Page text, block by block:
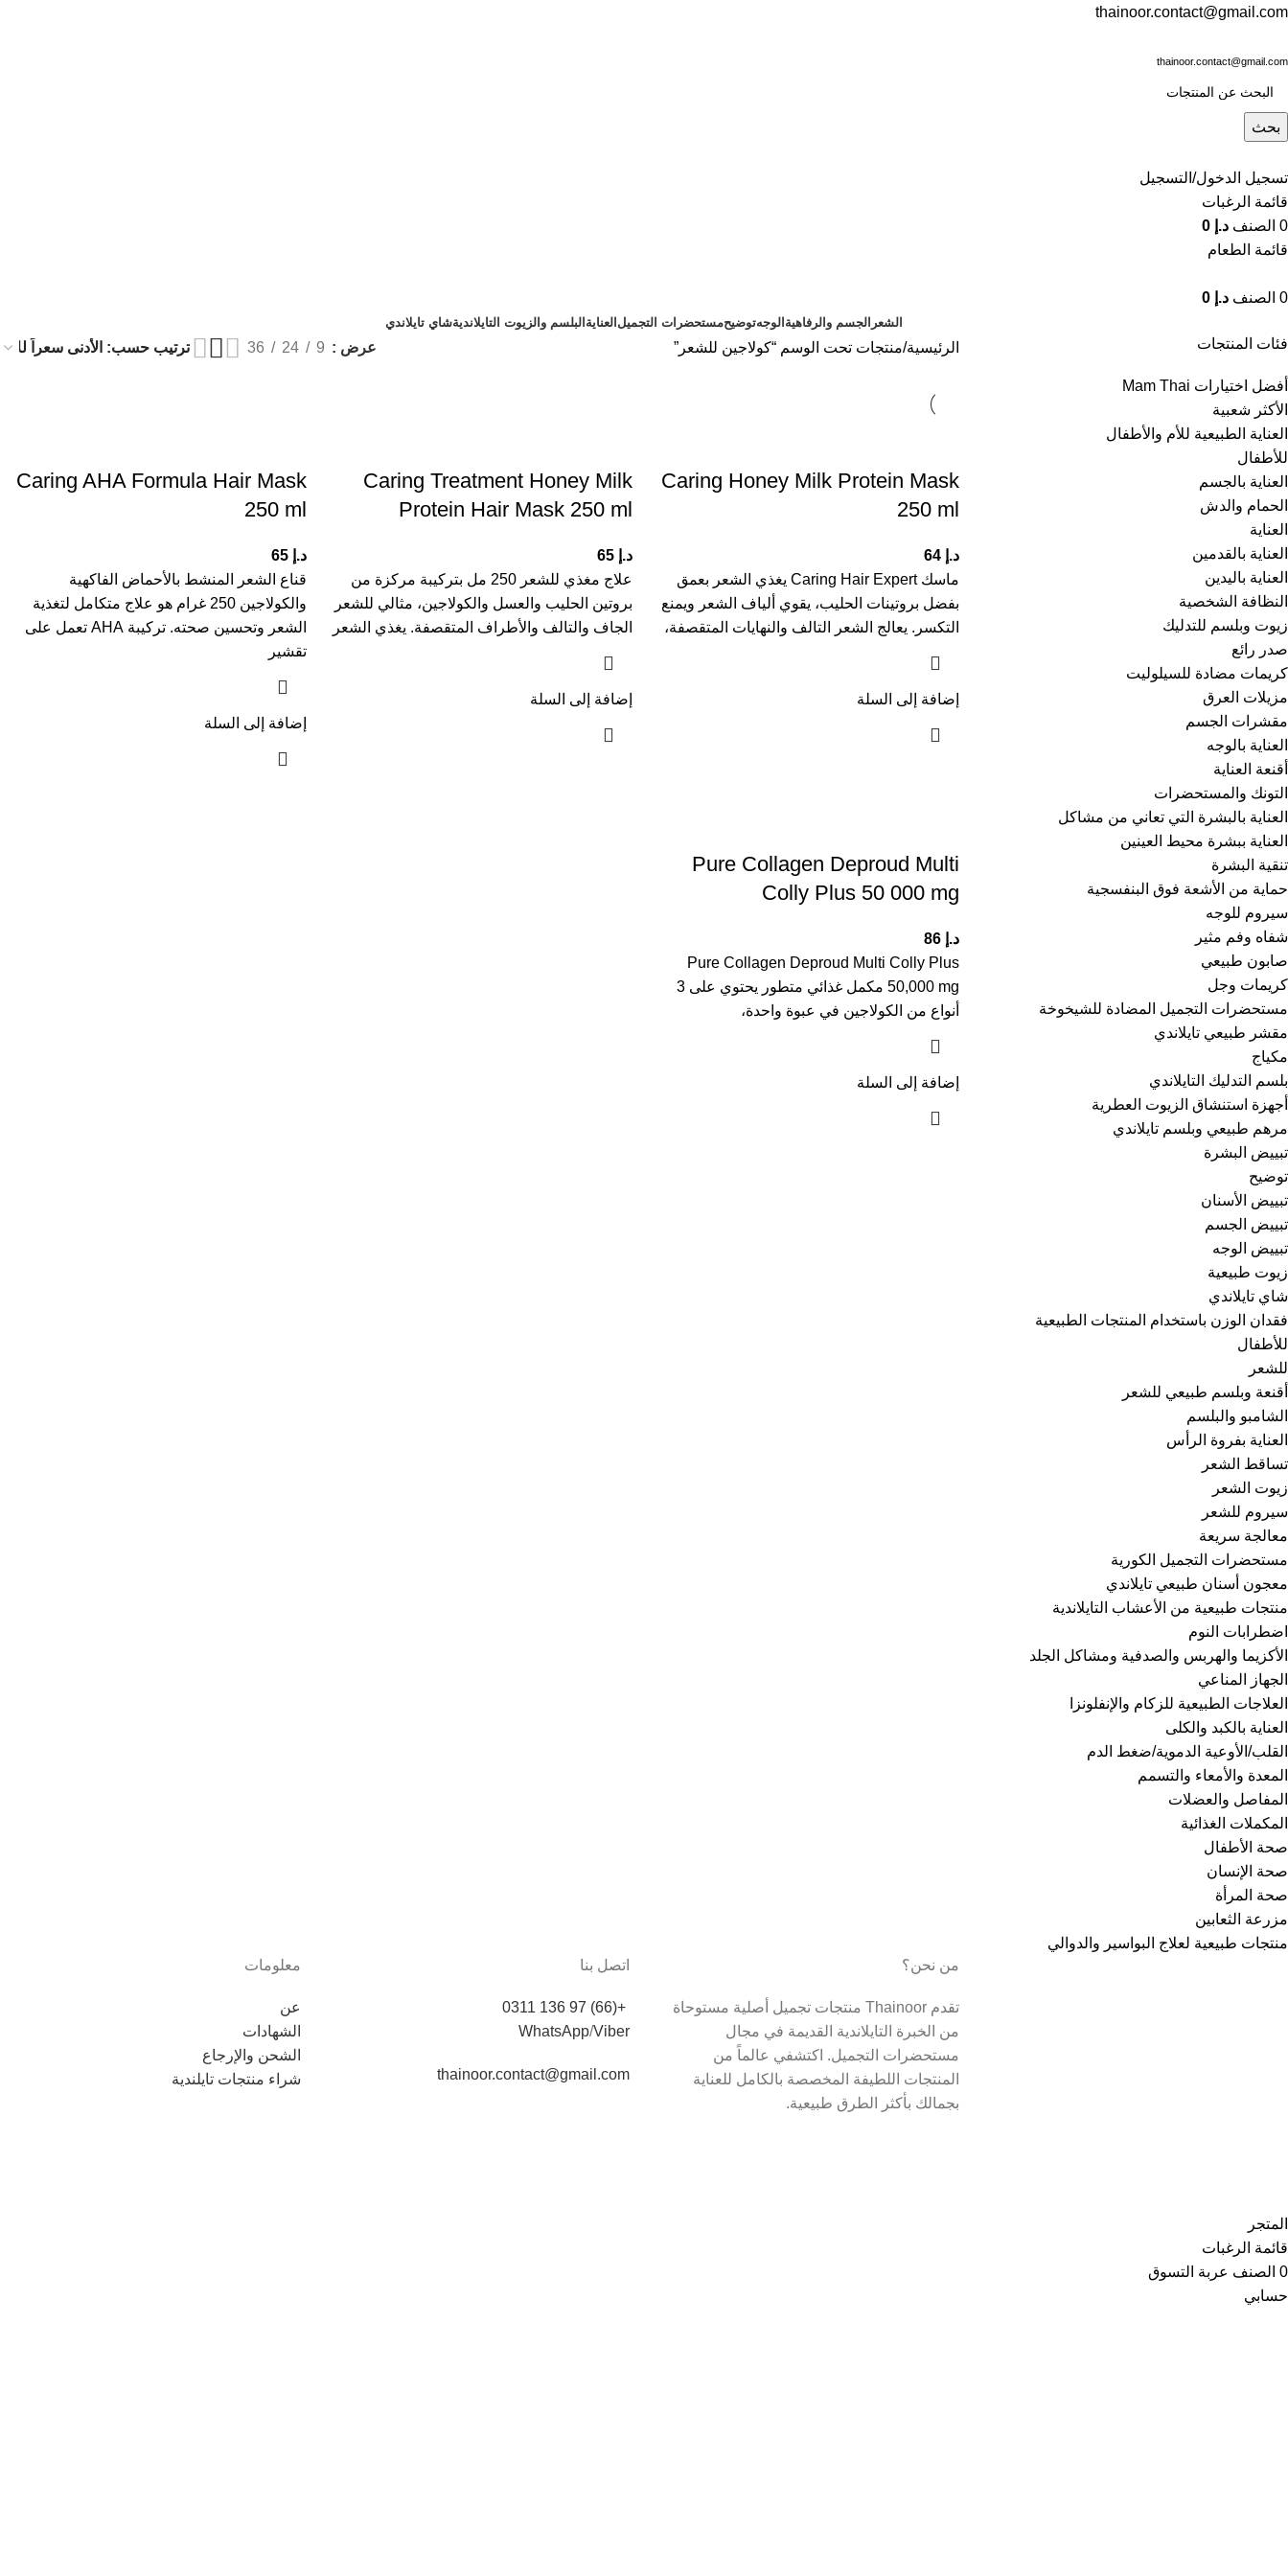
thainoor.contact@gmail.com
thainoor.contact@gmail.com
بحث
تسجيل الدخول/التسجيل
قائمة الرغبات
0 الصنف د.إ
قائمة الطعام
0 الصنف د.إ
الشعر الجسم والرفاهية الوجهتوضيحمستحضرات التجميل العناية البلسم والزيوت التايلانديةشاي تايلاندي
فئات المنتجات
أفضل اختيارات Mam Thai
الأكثر شعبية
العناية الطبيعية للأم والأطفال
للأطفال
العناية بالجسم
الحمام والدش
العناية
العناية بالقدمين
العناية باليدين
النظافة الشخصية
زيوت وبلسم للتدليك
صدر رائع
كريمات مضادة للسيلوليت
مزيلات العرق
مقشرات الجسم
العناية بالوجه
أقنعة العناية
التونك والمستحضرات
العناية بالبشرة التي تعاني من مشاكل
العناية ببشرة محيط العينين
تنقية البشرة
حماية من الأشعة فوق البنفسجية
سيروم للوجه
شفاه وفم مثير
صابون طبيعي
كريمات وجل
مستحضرات التجميل المضادة للشيخوخة
مقشر طبيعي تايلاندي
مكياج
بلسم التدليك التايلاندي
أجهزة استنشاق الزيوت العطرية
مرهم طبيعي وبلسم تايلاندي
تبييض البشرة
توضيح
تبييض الأسنان
تبييض الجسم
تبييض الوجه
زيوت طبيعية
شاي تايلاندي
فقدان الوزن باستخدام المنتجات الطبيعية
للأطفال
للشعر
أقنعة وبلسم طبيعي للشعر
الشامبو والبلسم
العناية بفروة الرأس
تساقط الشعر
زيوت الشعر
سيروم للشعر
معالجة سريعة
مستحضرات التجميل الكورية
معجون أسنان طبيعي تايلاندي
منتجات طبيعية من الأعشاب التايلاندية
اضطرابات النوم
الأكزيما والهربس والصدفية ومشاكل الجلد
الجهاز المناعي
العلاجات الطبيعية للزكام والإنفلونزا
العناية بالكبد والكلى
القلب/الأوعية الدموية/ضغط الدم
المعدة والأمعاء والتسمم
المفاصل والعضلات
المكملات الغذائية
صحة الأطفال
صحة الإنسان
صحة المرأة
مزرعة الثعابين
منتجات طبيعية لعلاج البواسير والدوالي
الرئيسية منتجات تحت الوسم “كولاجين للشعر” عرض 9
24
36
Caring Honey Milk Protein Mask
250 ml
د.إ 64
ماسك Caring Hair Expert يغذي الشعر بعمق
بفضل بروتينات الحليب، يقوي ألياف الشعر ويمنع
التكسر. يعالج الشعر التالف والنهايات المتقصفة،
إضافة إلى السلة
Caring Treatment Honey Milk
Protein Hair Mask 250 ml
د.إ
علاج مغذي للشعر 250 مل بتركيبة مركزة من
بروتين الحليب والعسل والكولاجين، مثالي للشعر
الجاف والتالف والأطراف المتقصفة. يغذي الشعر
إضافة إلى السلة
Caring AHA Formula Hair Mask
250 ml
د.إ
قناع الشعر المنشط بالأحماض الفاكهية
والكولاجين 250 غرام هو علاج متكامل لتغذية
الشعر وتحسين صحته. تركيبة AHA تعمل على
تقشير
إضافة إلى السلة
Pure Collagen Deproud Multi
Colly Plus 50 000 mg
د.إ 86
Pure Collagen Deproud Multi Colly Plus
50,000 mg مكمل غذائي متطور يحتوي على 3
أنواع من الكولاجين في عبوة واحدة،
إضافة إلى السلة
من نحن؟
تقدم Thainoor منتجات تجميل أصلية مستوحاة
من الخبرة التايلاندية القديمة في مجال
مستحضرات التجميل. اكتشفي عالماً من
المنتجات اللطيفة المخصصة بالكامل للعناية
بجمالك بأكثر الطرق طبيعية.
اتصل بنا
+(66) 97 136 0311
WhatsApp/Viber
thainoor.contact@gmail.com
معلومات
عن
الشهادات
الشحن والإرجاع
شراء منتجات تايلندية
المتجر
قائمة الرغبات
0 الصنف عربة التسوق
حسابي